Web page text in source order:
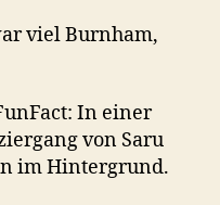
viel Burnham,
In einer
von Saru
im Hintergrund.